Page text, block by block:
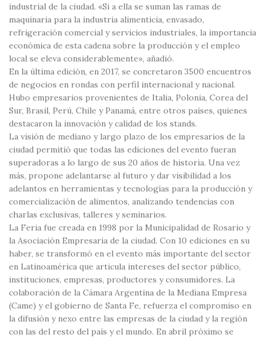
industrial de la ciudad. «Si a ella se suman las ramas de
maquinaria para la industria alimenticia, envasado,
refrigeración comercial y servicios industriales, la importancia
económica de esta cadena sobre la producción y el empleo
local se eleva considerablemente», añadió.
En la última edición, en 2017, se concretaron 3500 encuentros
de negocios en rondas con perfil internacional y nacional.
Hubo empresarios provenientes de Italia, Polonia, Corea del
Sur, Brasil, Perú, Chile y Panamá, entre otros países, quienes
destacaron la innovación y calidad de los stands.
La visión de mediano y largo plazo de los empresarios de la
ciudad permitió que todas las ediciones del evento fueran
superadoras a lo largo de sus 20 años de historia. Una vez
más, propone adelantarse al futuro y dar visibilidad a los
adelantos en herramientas y tecnologías para la producción y
comercialización de alimentos, analizando tendencias con
charlas exclusivas, talleres y seminarios.
La Feria fue creada en 1998 por la Municipalidad de Rosario y
la Asociación Empresaria de la ciudad. Con 10 ediciones en su
haber, se transformó en el evento más importante del sector
en Latinoamérica que articula intereses del sector público,
instituciones, empresas, productores y consumidores. La
colaboración de la Cámara Argentina de la Mediana Empresa
(Came) y el gobierno de Santa Fe, refuerza el compromiso en
la difusión y nexo entre las empresas de la ciudad y la región
con las del resto del país y el mundo. En abril próximo se